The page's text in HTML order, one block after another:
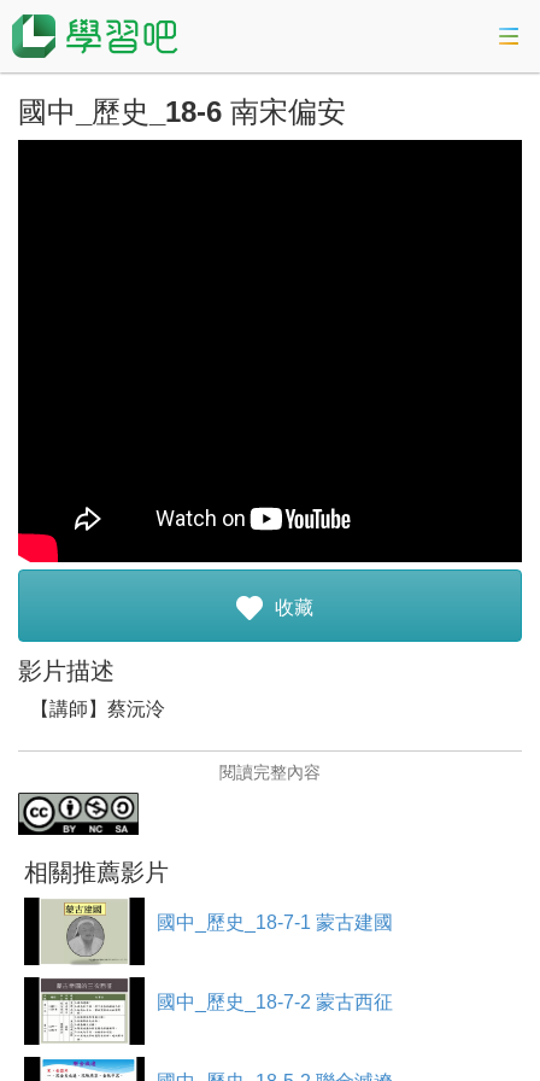
課程總覽
國中_歷史_18-6 南宋偏安
收藏
影片描述
【講師】蔡沅泠
蔡沅泠，目前任教於德光中學，授課範圍涵蓋國一到高
三。
【課程介紹】
描述南宋偏安江南的經過，包含靖康之禍後宋王室的南
渡，南宋君臣主戰與主和的爭端，以及宋朝與其他國家的
局勢
閱讀完整內容
相關推薦影片
國中_歷史_18-7-1 蒙古建國
國中_歷史_18-7-2 蒙古西征